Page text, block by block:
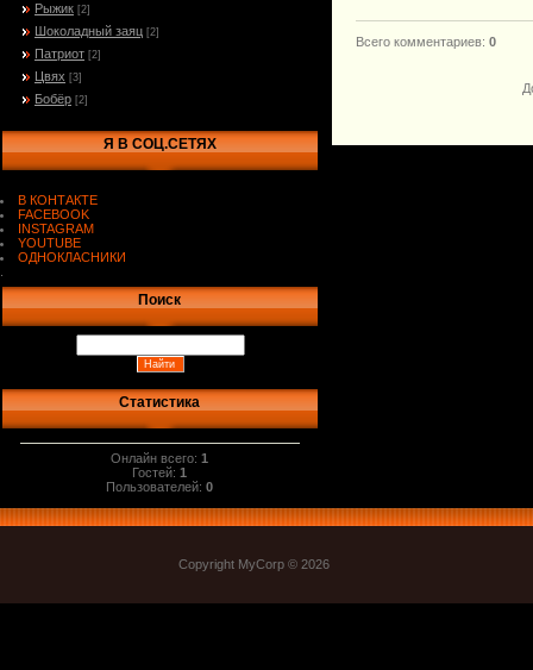
Рыжик [2]
Шоколадный заяц [2]
Патриот [2]
Цвях [3]
Бобёр [2]
Я В СОЦ.СЕТЯХ
В КОНТАКТЕ
FACEBOOK
INSTAGRAM
YOUTUBE
ОДНОКЛАСНИКИ
Поиск
Статистика
Онлайн всего:1
Гостей:1
Пользователей:0
Всего комментариев: 0
Copyright MyCorp © 2026